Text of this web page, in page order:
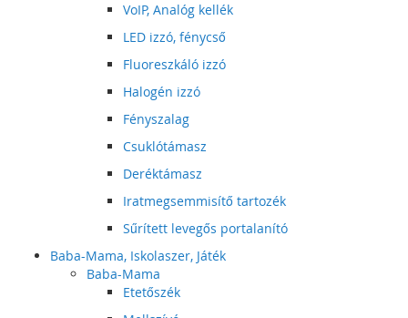
VoIP, Analóg kellék
LED izzó, fénycső
Fluoreszkáló izzó
Halogén izzó
Fényszalag
Csuklótámasz
Deréktámasz
Iratmegsemmisítő tartozék
Sűrített levegős portalanító
Baba-Mama, Iskolaszer, Játék
Baba-Mama
Etetőszék